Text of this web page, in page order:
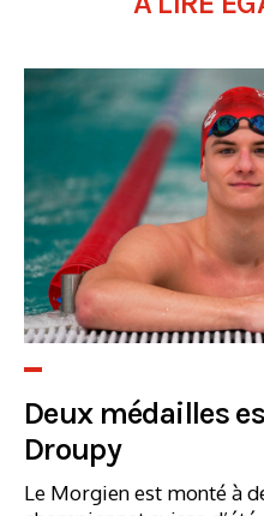
Deux médailles
Droupy
Le Morgien est monté à